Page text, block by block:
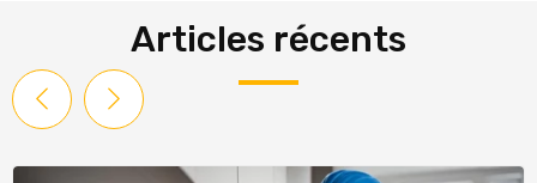
Articles récents